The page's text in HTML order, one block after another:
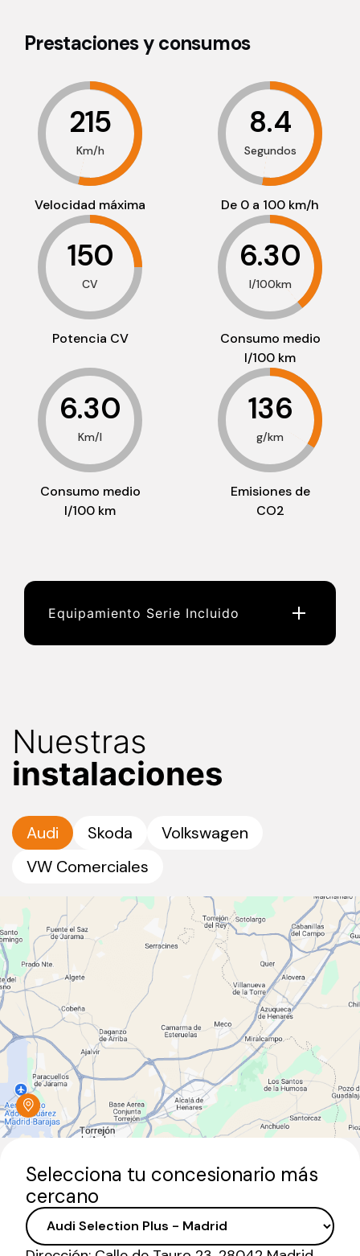
Prestaciones y consumos
215
Km/h
Velocidad máxima
8.4
Segundos
De 0 a 100 km/h
150
CV
Potencia CV
6.30
l/100km
Consumo medio
l/100 km
6.30
Km/l
Consumo medio
l/100 km
136
g/km
Emisiones de
CO2
Equipamiento Serie Incluido
Nuestras
instalaciones
Audi Skoda
Volkswagen
VW Comerciales
Selecciona tu concesionario más
cercano